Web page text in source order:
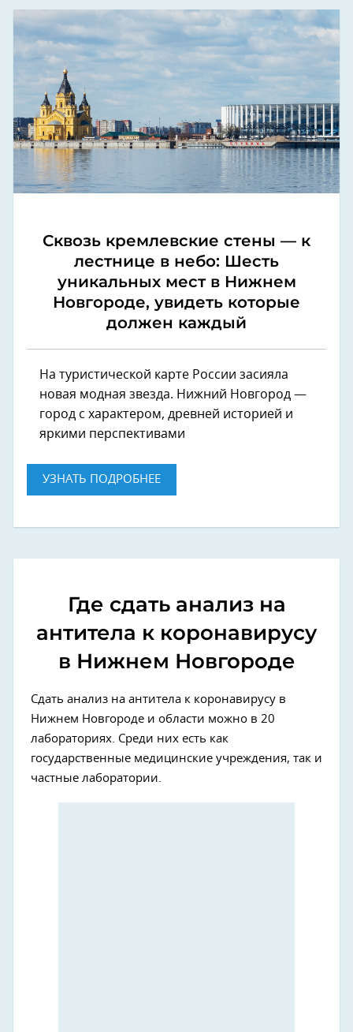
Сквозь кремлевские стены — к
лестнице в небо: Шесть
уникальных мест в Нижнем
Новгороде, увидеть которые
должен каждый
На туристической карте России засияла
новая модная звезда. Нижний Новгород —
город с характером, древней историей и
яркими перспективами
УЗНАТЬ ПОДРОБНЕЕ
Где сдать анализ на
антитела к коронавирусу
в Нижнем Новгороде
Сдать анализ на антитела к коронавирусу в
Нижнем Новгороде и области можно в 20
лабораториях. Среди них есть как
государственные медицинские учреждения, так и
частные лаборатории.